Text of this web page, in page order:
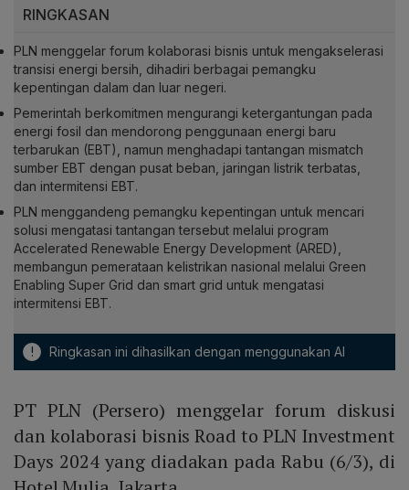
RINGKASAN
PLN menggelar forum kolaborasi bisnis untuk mengakselerasi
transisi energi bersih, dihadiri berbagai pemangku
kepentingan dalam dan luar negeri.
Pemerintah berkomitmen mengurangi ketergantungan pada
energi fosil dan mendorong penggunaan energi baru
terbarukan (EBT), namun menghadapi tantangan mismatch
sumber EBT dengan pusat beban, jaringan listrik terbatas,
dan intermitensi EBT.
PLN menggandeng pemangku kepentingan untuk mencari
solusi mengatasi tantangan tersebut melalui program
Accelerated Renewable Energy Development (ARED),
membangun pemerataan kelistrikan nasional melalui Green
Enabling Super Grid dan smart grid untuk mengatasi
intermitensi EBT.
! Ringkasan ini dihasilkan dengan menggunakan AI
PT PLN (Persero) menggelar forum diskusi
dan kolaborasi bisnis Road to PLN Investment
Days 2024 yang diadakan pada Rabu (6/3), di